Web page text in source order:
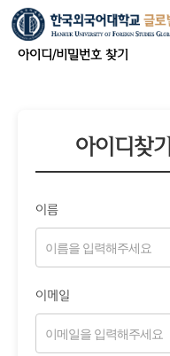
아이디/비밀번호 찾기
아이디찾기
이름
이메일